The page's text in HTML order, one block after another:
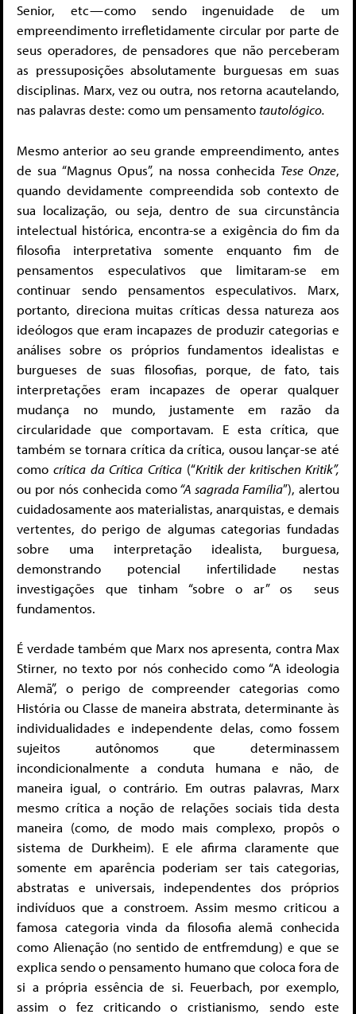
Senior, etc — como sendo ingenuidade de um
empreendimento irrefletidamente circular por parte de
seus operadores, de pensadores que não perceberam
as pressuposições absolutamente burguesas em suas
disciplinas. Marx, vez ou outra, nos retorna acautelando,
nas palavras deste: como um pensamento tautológico.
Mesmo anterior ao seu grande empreendimento, antes
de sua “Magnus Opus”, na nossa conhecida Tese Onze,
quando devidamente compreendida sob contexto de
sua localização, ou seja, dentro de sua circunstância
intelectual histórica, encontra-se a exigência do fim da
filosofia interpretativa somente enquanto fim de
pensamentos especulativos que limitaram-se em
continuar sendo pensamentos especulativos. Marx,
portanto, direciona muitas críticas dessa natureza aos
ideólogos que eram incapazes de produzir categorias e
análises sobre os próprios fundamentos idealistas e
burgueses de suas filosofias, porque, de fato, tais
interpretações eram incapazes de operar qualquer
mudança no mundo, justamente em razão da
circularidade que comportavam. E esta crítica, que
também se tornara crítica da crítica, ousou lançar-se até
comocrítica da Crítica Crítica(“Kritik der kritischen Kritik”,
ou por nós conhecida como“A sagrada Família”), alertou
cuidadosamente aos materialistas, anarquistas, e demais
vertentes, do perigo de algumas categorias fundadas
sobre uma interpretação idealista, burguesa,
demonstrando potencial infertilidade nestas
investigações que tinham “sobre o ar” os seus
fundamentos.
É verdade também que Marx nos apresenta, contra Max
Stirner, no texto por nós conhecido como “A ideologia
Alemã”, o perigo de compreender categorias como
História ou Classe de maneira abstrata, determinante às
individualidades e independente delas, como fossem
sujeitos autônomos que determinassem
incondicionalmente a conduta humana e não, de
maneira igual, o contrário. Em outras palavras, Marx
mesmo crítica a noção de relações sociais tida desta
maneira (como, de modo mais complexo, propôs o
sistema de Durkheim). E ele afirma claramente que
somente em aparência poderiam ser tais categorias,
abstratas e universais, independentes dos próprios
indivíduos que a constroem. Assim mesmo criticou a
famosa categoria vinda da filosofia alemã conhecida
como Alienação (no sentido de entfremdung) e que se
explica sendo o pensamento humano que coloca fora de
si a própria essência de si. Feuerbach, por exemplo,
assim o fez criticando o cristianismo, sendo este